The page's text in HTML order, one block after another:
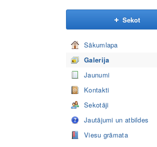
Sekot
Sākumlapa
Galerija
Jaunumi
Kontakti
Sekotāji
Jautājumi un atbildes
Viesu grāmata